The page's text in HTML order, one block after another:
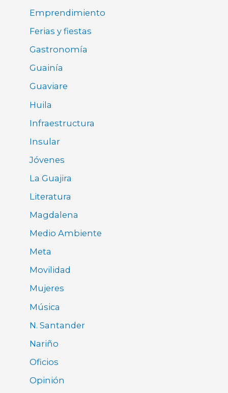
Emprendimiento
Ferias y fiestas
Gastronomía
Guainía
Guaviare
Huila
Infraestructura
Insular
Jóvenes
La Guajira
Literatura
Magdalena
Medio Ambiente
Meta
Movilidad
Mujeres
Música
N. Santander
Nariño
Oficios
Opinión